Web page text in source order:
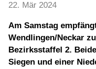
Turniere
Verein
22. Mär 2024
Am Samstag
Wendlingen/Neckar
Bezirksstaffel 2.
Siegen und einer